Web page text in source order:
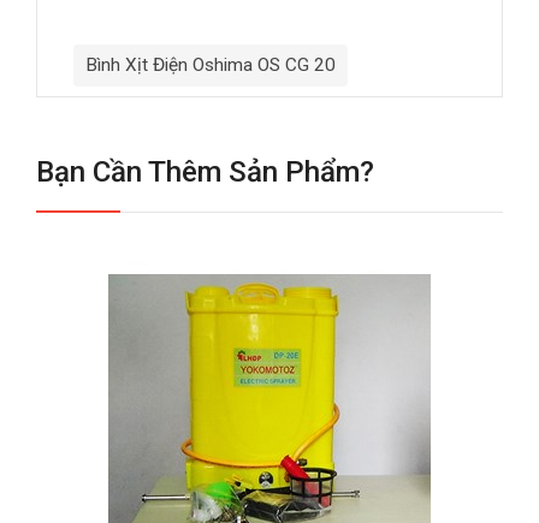
Bình Xịt Điện Oshima OS CG 20
Bạn Cần Thêm Sản Phẩm?